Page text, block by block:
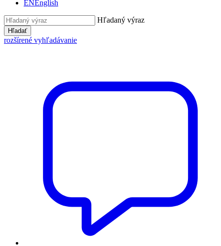
ENEnglish
Hľadaný výraz
Hľadať
rozšírené vyhľadávanie